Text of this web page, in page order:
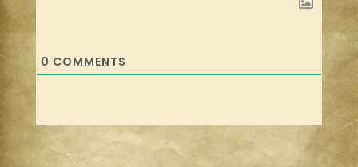
0 COMMENTS